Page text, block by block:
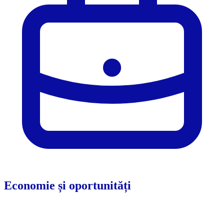
Economie și oportunități